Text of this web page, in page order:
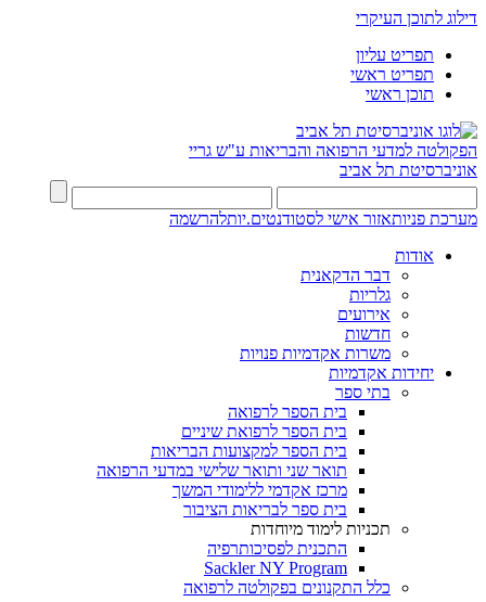
דילוג לתוכן העיקרי
תפריט עליון
תפריט ראשי
תוכן ראשי
הפקולטה למדעי הרפואה והבריאות ע"ש גריי
אוניברסיטת תל אביב
מערכת פניותאזור אישי לסטודנטים.יותלהרשמה
אודות
דבר הדקאנית
גלריות
אירועים
חדשות
משרות אקדמיות פנויות
יחידות אקדמיות
בתי ספר
בית הספר לרפואה
בית הספר לרפואת שיניים
בית הספר למקצועות הבריאות
תואר שני ותואר שלישי במדעי הרפואה
מרכז אקדמי ללימודי המשך
בית ספר לבריאות הציבור
תכניות לימוד מיוחדות
התכנית לפסיכותרפיה
Sackler NY Program
כלל התקנונים בפקולטה לרפואה